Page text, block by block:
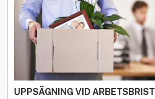
UPPSÄGNING VID ARBETSBRIST